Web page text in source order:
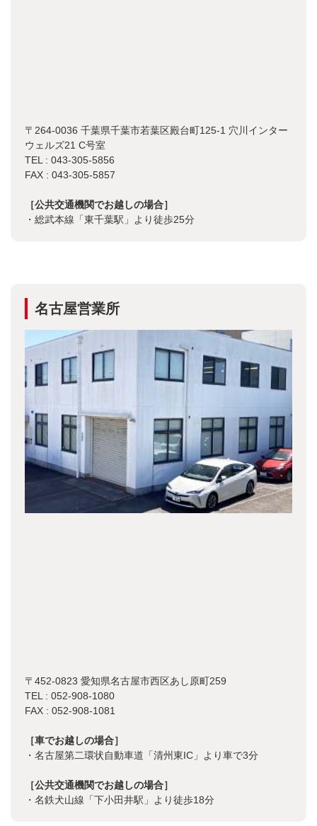
〒264-0036 千葉県千葉市若葉区殿台町125-1 穴川インター
ウェルズ21 C号室
TEL : 043-305-5856
FAX : 043-305-5857
［公共交通機関でお越しの場合］
・総武本線「東千葉駅」より徒歩25分
名古屋営業所
〒452-0823 愛知県名古屋市西区あし原町259
TEL : 052-908-1080
FAX : 052-908-1081
［車でお越しの場合］
・名古屋第二環状自動車道「清州東IC」より車で3分
［公共交通機関でお越しの場合］
・名鉄犬山線「下小田井駅」より徒歩18分